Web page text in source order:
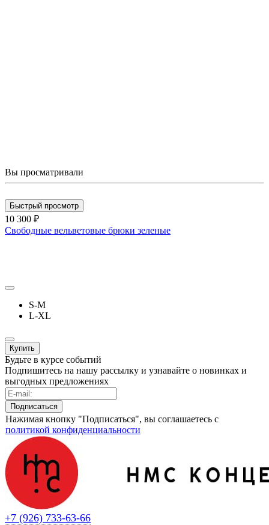
Вы просматривали
Быстрый просмотр
10 300 ₽
Свободные вельветовые брюки зеленые
S-M
L-XL
Купить
Будьте в курсе событий
Подпишитесь на нашу рассылку и узнавайте о новинках и
выгодных предложениях
Нажимая кнопку "Подписаться", вы соглашаетесь с
политикой конфиденциальности
+7 (926) 733-63-66